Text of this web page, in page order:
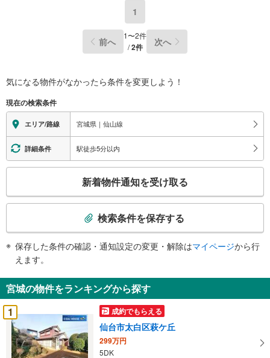
歩20分 お問い合わせについて ・ご来店・メールでのご相
談、資料請求も大歓迎
1
前へ 1〜2件
/2件 次へ
気になる物件がなかったら条件を変更しよう！
現在の検索条件
エリア/路線 宮城県｜仙山線
詳細条件 駅徒歩5分以内
検
知
を
受
け
取
る
新着物件通知を受け取る
検索条件を保存する
保存した条件の確認・通知設定の変更・解除はマイページから行
えます。
宮城の物件をランキングから探す
1
成約でもらえる
仙台市太白区萩ケ丘
299万円
5DK